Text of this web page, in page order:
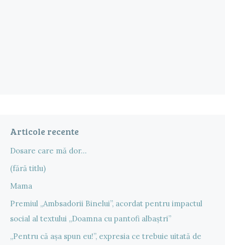
Articole recente
Dosare care mă dor…
(fără titlu)
Mama
Premiul „Ambsadorii Binelui”, acordat pentru impactul
social al textului „Doamna cu pantofi albaștri”
„Pentru că așa spun eu!”, expresia ce trebuie uitată de